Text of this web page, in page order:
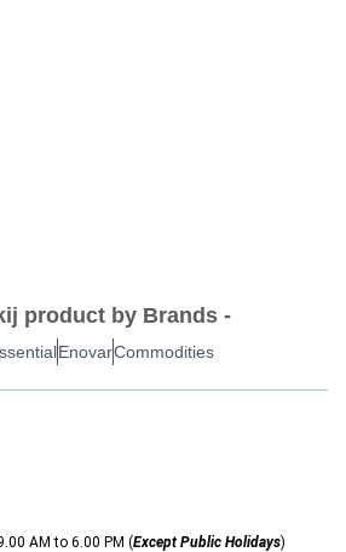
product by Brands -
EnovarCommodities
AM to 6.00 PM (Except Public Holidays)